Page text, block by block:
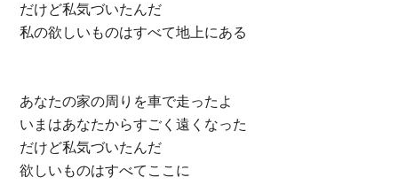
だけど私気づいたんだ
私の欲しいものはすべて地上にある
あなたの家の周りを車で走ったよ
いまはあなたからすごく遠くなった
だけど私気づいたんだ
欲しいものはすべてここに